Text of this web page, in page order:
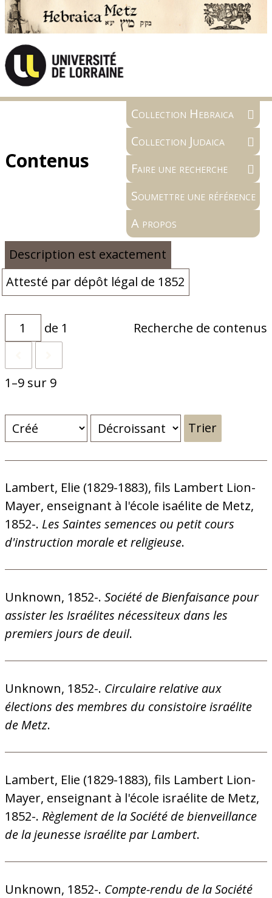
Collection Hebraica
Collection Judaica
Faire une recherche
Soumettre une référence
A propos
Contenus
Description est exactement
Attesté par dépôt légal de 1852
de 1
1–9 sur 9
Recherche de contenus
Trier
Lambert, Elie (1829-1883), fils Lambert Lion-
Mayer, enseignant à l'école isaélite de Metz,
1852-. Les Saintes semences ou petit cours
d'instruction morale et religieuse.
Unknown, 1852-. Société de Bienfaisance pour
assister les Israélites nécessiteux dans les
premiers jours de deuil.
Unknown, 1852-. Circulaire relative aux
élections des membres du consistoire israélite
de Metz.
Lambert, Elie (1829-1883), fils Lambert Lion-
Mayer, enseignant à l'école israélite de Metz,
1852-. Règlement de la Société de bienveillance
de la jeunesse israélite par Lambert.
Unknown, 1852-. Compte-rendu de la Société